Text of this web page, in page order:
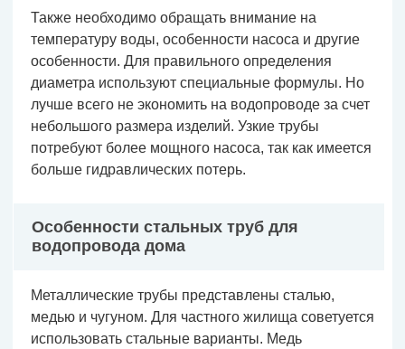
Также необходимо обращать внимание на
температуру воды, особенности насоса и другие
особенности. Для правильного определения
диаметра используют специальные формулы. Но
лучше всего не экономить на водопроводе за счет
небольшого размера изделий. Узкие трубы
потребуют более мощного насоса, так как имеется
больше гидравлических потерь.
Особенности стальных труб для
водопровода дома
Металлические трубы представлены сталью,
медью и чугуном. Для частного жилища советуется
использовать стальные варианты. Медь